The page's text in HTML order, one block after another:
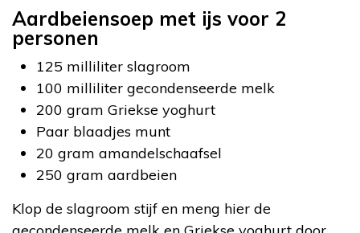
Aardbeiensoep met ijs voor 2
personen
125 milliliter slagroom
100 milliliter gecondenseerde melk
200 gram Griekse yoghurt
Paar blaadjes munt
20 gram amandelschaafsel
250 gram aardbeien
Klop de slagroom stijf en meng hier de